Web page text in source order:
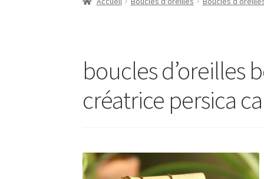
boucles d’oreilles
créatrice persica